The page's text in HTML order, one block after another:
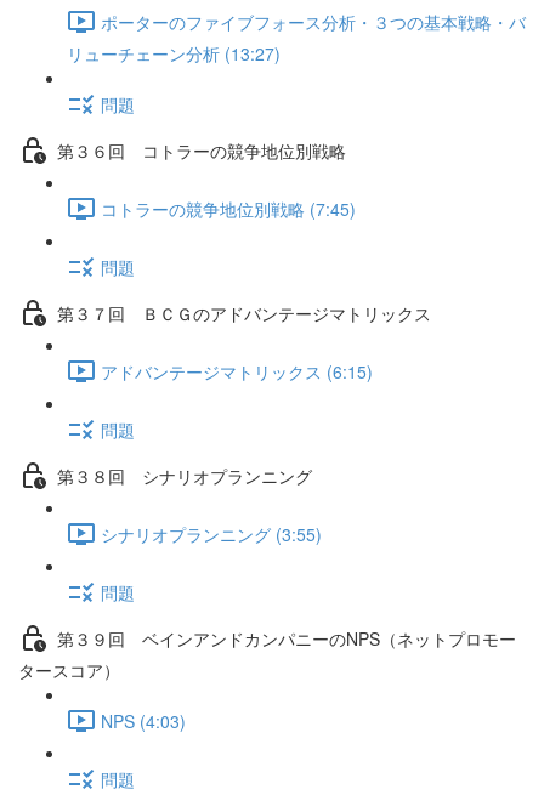
ポーターのファイブフォース分析・３つの基本戦略・バ
リューチェーン分析 (13:27)
問題
第３６回 コトラーの競争地位別戦略
コトラーの競争地位別戦略 (7:45)
問題
第３７回 ＢＣＧのアドバンテージマトリックス
アドバンテージマトリックス (6:15)
問題
第３８回 シナリオプランニング
シナリオプランニング (3:55)
問題
第３９回 ベインアンドカンパニーのNPS（ネットプロモー
タースコア）
NPS (4:03)
問題